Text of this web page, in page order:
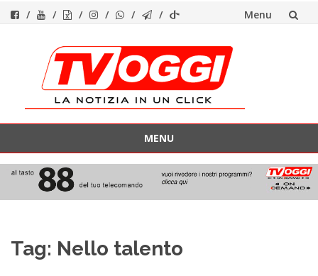
Menu
contenuto
MENU
contenuto
Tag: Nello talento